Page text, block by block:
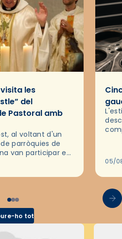
les
del
Pastoral amb
al voltant d'un
parròquies de
van participar en
organitzades
05/
ho tot